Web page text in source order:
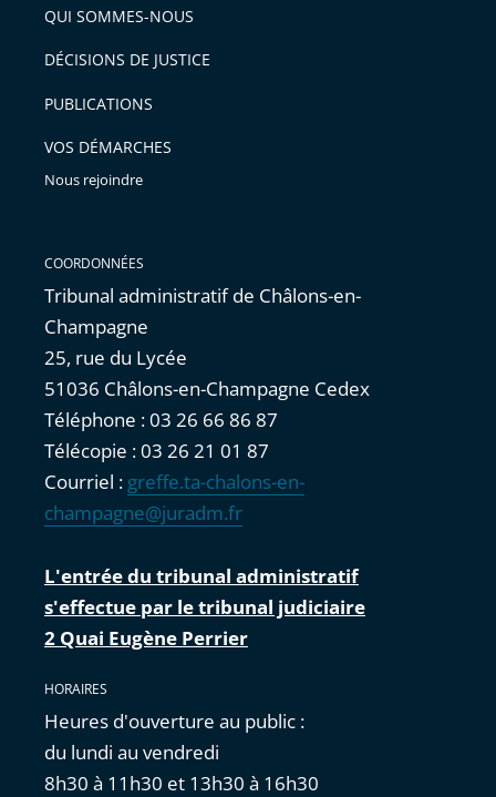
arriver
après
l'article
pour
avant
QUI SOMMES-NOUS
DÉCISIONS DE JUSTICE
PUBLICATIONS
VOS DÉMARCHES
Nous rejoindre
COORDONNÉES
Tribunal administratif de Châlons-en-
Champagne
25, rue du Lycée
51036 Châlons-en-Champagne Cedex
Téléphone : 03 26 66 86 87
Télécopie : 03 26 21 01 87
Courriel : greffe.ta-chalons-en-
champagne@juradm.fr
L'entrée du tribunal administratif
s'effectue par le tribunal judiciaire
2 Quai Eugène Perrier
HORAIRES
Heures d'ouverture au public :
du lundi au vendredi
8h30 à 11h30 et 13h30 à 16h30